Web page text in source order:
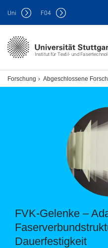
Institut für Textil- und
Uni F04
Forschung Abgeschlossene
FVK-Gelenke –
Dauerfestigkeit